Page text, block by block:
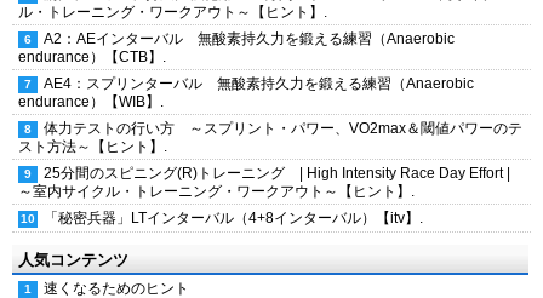
ル・トレーニング・ワークアウト～【ヒント】.
A2：AEインターバル 無酸素持久力を鍛える練習（Anaerobic
endurance）【CTB】.
AE4：スプリンターバル 無酸素持久力を鍛える練習（Anaerobic
endurance）【WIB】.
体力テストの行い方 ～スプリント・パワー、VO2max＆閾値パワーのテ
スト方法～【ヒント】.
25分間のスピニング(R)トレーニング | High Intensity Race Day Effort |
～室内サイクル・トレーニング・ワークアウト～【ヒント】.
「秘密兵器」LTインターバル（4+8インターバル）【itv】.
人気コンテンツ
速くなるためのヒント